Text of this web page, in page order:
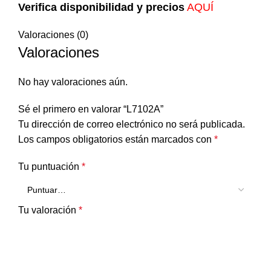
Verifica disponibilidad y precios AQUÍ
Valoraciones (0)
Valoraciones
No hay valoraciones aún.
Sé el primero en valorar “L7102A”
Tu dirección de correo electrónico no será publicada.
Los campos obligatorios están marcados con *
Tu puntuación *
Tu valoración *